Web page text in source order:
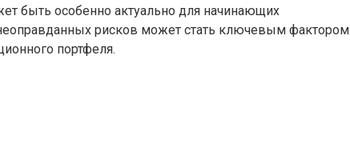
быть особенно актуально для начинающих
рисков может стать ключевым фактором
портфеля.